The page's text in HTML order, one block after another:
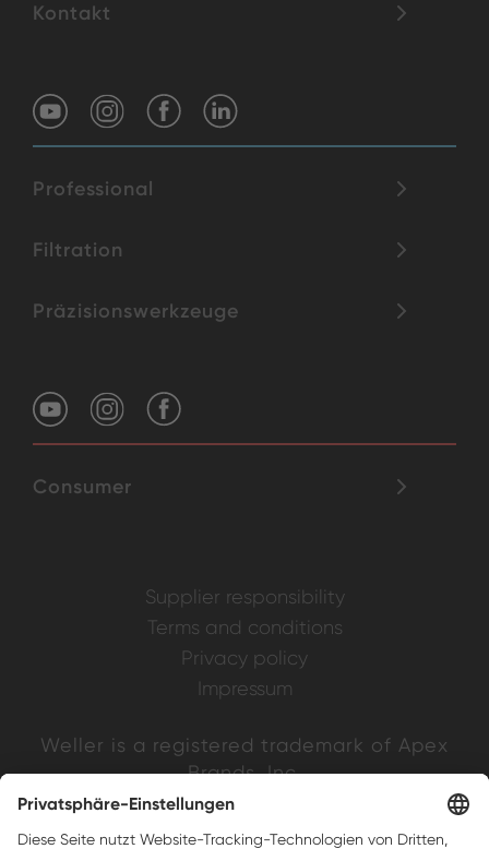
Kontakt
Professional
Filtration
Präzisionswerkzeuge
Consumer
Supplier responsibility
Terms and conditions
Privacy policy
Impressum
Weller is a registered trademark of Apex
Brands, Inc.